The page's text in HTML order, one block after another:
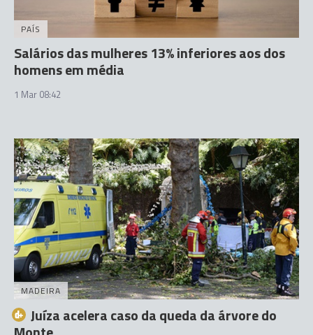
PAÍS
Salários das mulheres 13% inferiores aos dos
homens em média
1 Mar 08:42
MADEIRA
Juíza acelera caso da queda da árvore do